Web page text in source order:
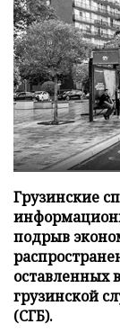
Грузинские
подрыв
оставленных
грузинской
(СГБ).